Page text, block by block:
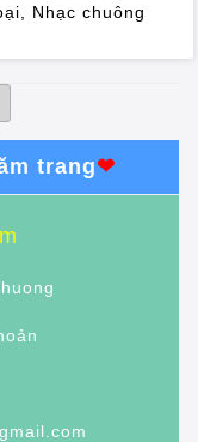
Nhạc chuông
trang❤